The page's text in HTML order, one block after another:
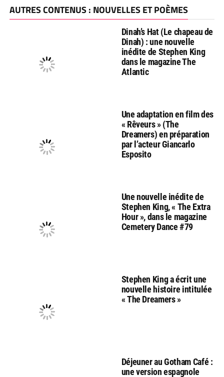
AUTRES CONTENUS : NOUVELLES ET POÈMES
Dinah’s Hat (Le chapeau de
Dinah) : une nouvelle
inédite de Stephen King
dans le magazine The
Atlantic
Une adaptation en film des
« Rêveurs » (The
Dreamers) en préparation
par l’acteur Giancarlo
Esposito
Une nouvelle inédite de
Stephen King, « The Extra
Hour », dans le magazine
Cemetery Dance #79
Stephen King a écrit une
nouvelle histoire intitulée
« The Dreamers »
Déjeuner au Gotham Café :
une version espagnole